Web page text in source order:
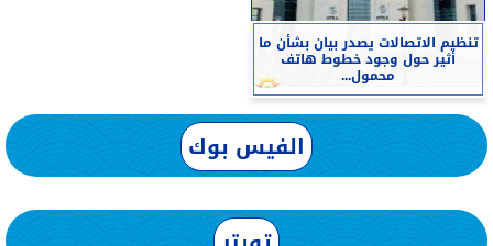
تنظيم الاتصالات يصدر بيان بشأن ما
أثير حول وجود خطوط هاتف
محمول...
الفيس بوك